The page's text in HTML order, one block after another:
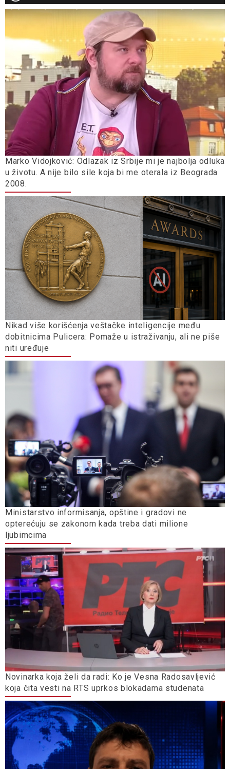
Marko Vidojković: Odlazak iz Srbije mi je najbolja odluka
u životu. A nije bilo sile koja bi me oterala iz Beograda
2008.
Nikad više korišćenja veštačke inteligencije među
dobitnicima Pulicera: Pomaže u istraživanju, ali ne piše
niti uređuje
Ministarstvo informisanja, opštine i gradovi ne
opterećuju se zakonom kada treba dati milione
ljubimcima
Novinarka koja želi da radi: Ko je Vesna Radosavljević
koja čita vesti na RTS uprkos blokadama studenata